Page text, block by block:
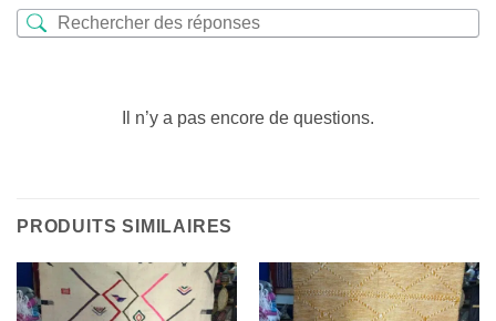
Il n’y a pas encore de questions.
PRODUITS SIMILAIRES